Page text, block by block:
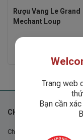
Rượu Vang Le Grand
Mechant Loup
Liên hệ
CHÍNH SÁCH
Chính sách chung
Trang web
Bạn cần